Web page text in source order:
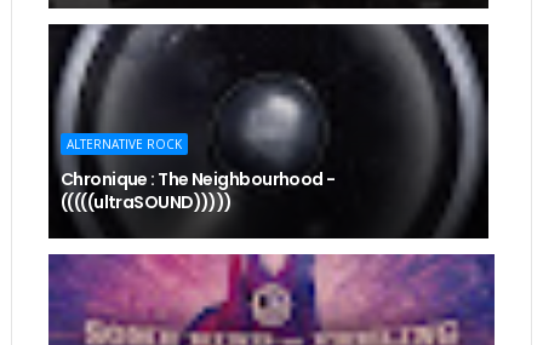
ALTERNATIVE ROCK
Chronique : The Neighbourhood -
(((((ultraSOUND)))))